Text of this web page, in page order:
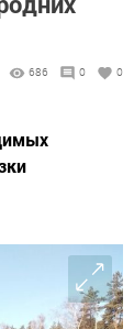
686 0 0